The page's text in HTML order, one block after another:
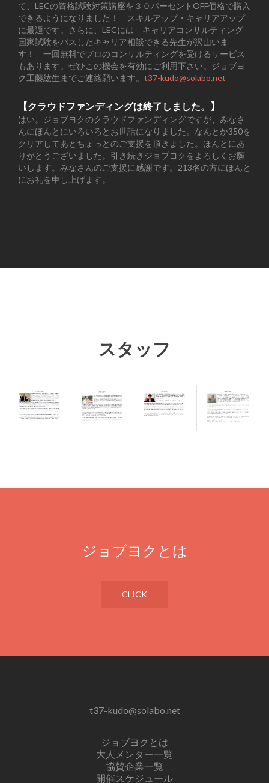
て、LECの資格試験対策講座を３０パーセントOFF価格で購入
できるようになりました！ スキルアップ・キャリアアップ
に最適です。さらに、LECには キャリアコンサルティング
国家試験をパスしたキャリア相談できる先生が沢山いま
す！ 一回無料でプロのコンサルティングを受けるサービス
もあります。ぜひこの機会を有効にご利用下さい。ジョブヨ
ク工藤紘生までご連絡願います。 t37-kudo@solabo.net
【クラウドファンディングは終了しました。】
はい。ジョブヨクのクラウドファンディングですが、みなさ
んにほんとにいろいろとお世話になりました。なんとか350を
クリアしてあとちょっとのご支援を頂きました。ほんとにあ
りがとうございました。引き続きジョブヨクをよろしくお願
いします。みなさんのご支援に感謝です。213名の方にほんと
にお礼を申し上げます。
スタッフ
ジョブヨクとは
CLICK
t37-kudo@solabo.net
ジョブヨクとは
大人メンター一覧
協賛企業一覧
開催スケジュール